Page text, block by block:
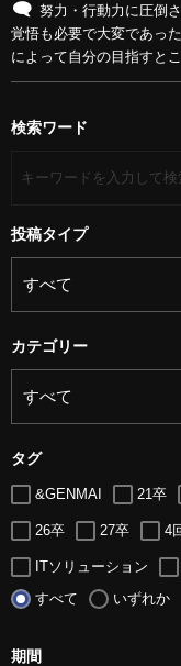
努力・行動力に圧倒
覚悟も必要で大変であっ
によって自分の目指すと
検索ワード
投稿タイプ
カテゴリー
タグ
&GENMAI 21卒
26卒 27卒 4
ITソリューション
LUGZ
すべて いずれか
期間